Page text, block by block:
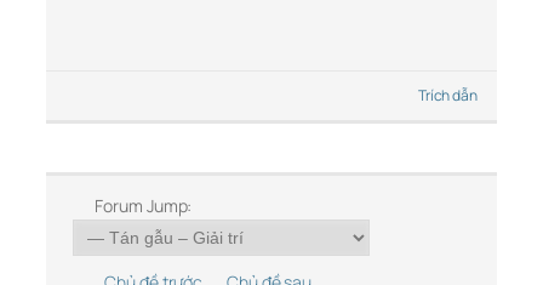
Trích dẫn
Forum Jump: